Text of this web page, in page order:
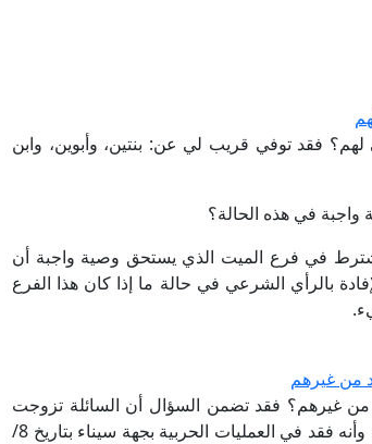
لهم؟ فقد توفي قريب لي عن: بنتين، وأبوين، وابن
في هذه الحالة؟
في فرع الميت الذي يستحق وصية واجبة أن
من القانون، فنرجو الإفادة بالرأي الشرعي في حالة ما إذا كان هذا الفرع
من غيرهم
من غيرهم؟ فقد تضمن السؤال أن السائلة تزوجت
بمدرس بمحافظة سوهاج، وأن زوجها جند بالقوات المسلحة، وأنه فقد في العمليات الحربية بجهة سيناء بتاريخ 8/